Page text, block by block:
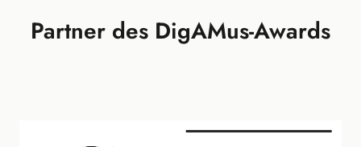
Partner des DigAMus-Awards